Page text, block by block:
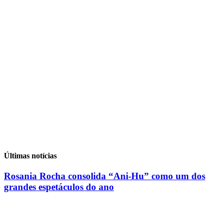
Últimas notícias
Rosania Rocha consolida “Ani-Hu” como um dos
grandes espetáculos do ano